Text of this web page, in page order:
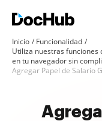
Inicio
Funcionalidad
Utiliza nuestras funciones
en tu navegador sin
Agregar Papel de Salario